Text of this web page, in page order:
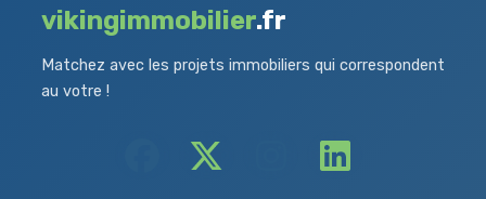
vikingimmobilier.fr
Matchez avec les projets immobiliers qui correspondent
au votre !